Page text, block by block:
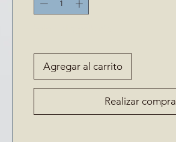
Agregar al carrito
Realizar compra